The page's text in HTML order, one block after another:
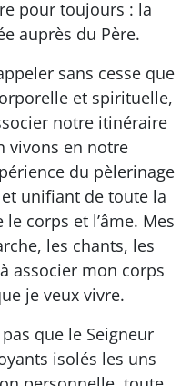
pour toujours : la
auprès du Père.
sans cesse que
et spirituelle,
notre itinéraire
vivons en notre
du pèlerinage
unifiant de toute la
corps et l’âme. Mes
les chants, les
associer mon corps
je veux vivre.
que le Seigneur
isolés les uns